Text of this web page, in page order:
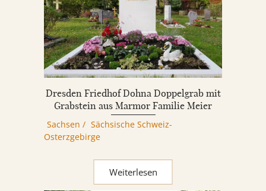
Dresden Friedhof Dohna Doppelgrab mit
Grabstein aus Marmor Familie Meier
Sachsen / Sächsische Schweiz-
Osterzgebirge
Weiterlesen